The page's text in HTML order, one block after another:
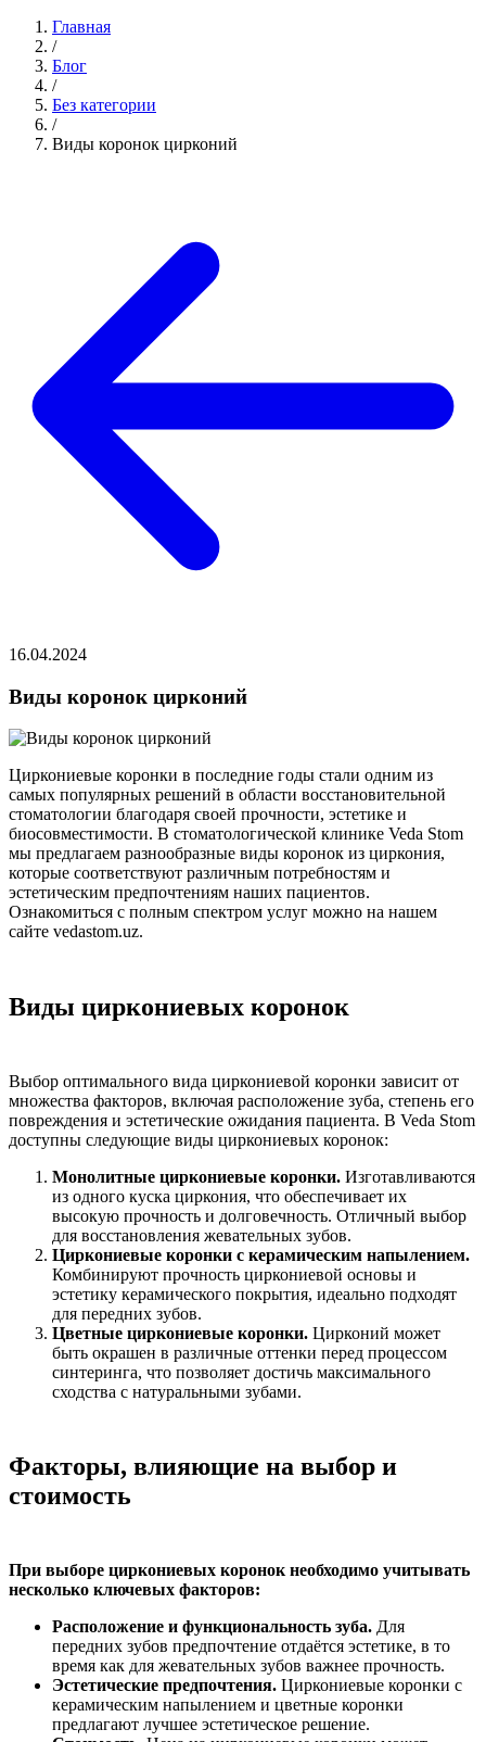
Главная
/
Блог
/
Без категории
/
Виды коронок цирконий
16.04.2024
Виды коронок цирконий
Циркониевые коронки в последние годы стали одним из
самых популярных решений в области восстановительной
стоматологии благодаря своей прочности, эстетике и
биосовместимости. В стоматологической клинике Veda Stom
мы предлагаем разнообразные виды коронок из циркония,
которые соответствуют различным потребностям и
эстетическим предпочтениям наших пациентов.
Ознакомиться с полным спектром услуг можно на нашем
сайте vedastom.uz.
Виды циркониевых коронок
Выбор оптимального вида циркониевой коронки зависит от
множества факторов, включая расположение зуба, степень его
повреждения и эстетические ожидания пациента. В Veda Stom
доступны следующие виды циркониевых коронок:
Монолитные циркониевые коронки. Изготавливаются
из одного куска циркония, что обеспечивает их
высокую прочность и долговечность. Отличный выбор
для восстановления жевательных зубов.
Циркониевые коронки с керамическим напылением.
Комбинируют прочность циркониевой основы и
эстетику керамического покрытия, идеально подходят
для передних зубов.
Цветные циркониевые коронки. Цирконий может
быть окрашен в различные оттенки перед процессом
синтеринга, что позволяет достичь максимального
сходства с натуральными зубами.
Факторы, влияющие на выбор и
стоимость
При выборе циркониевых коронок необходимо учитывать
несколько ключевых факторов:
Расположение и функциональность зуба. Для
передних зубов предпочтение отдаётся эстетике, в то
время как для жевательных зубов важнее прочность.
Эстетические предпочтения. Циркониевые коронки с
керамическим напылением и цветные коронки
предлагают лучшее эстетическое решение.